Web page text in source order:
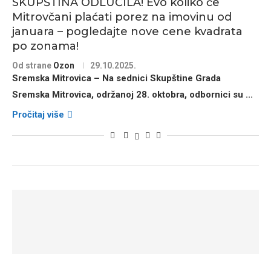
Mitrovčani plaćati porez na imovinu od
januara – pogledajte nove cene kvadrata
po zonama!
Od strane Ozon 29.10.2025.
Sremska Mitrovica – Na sednici Skupštine Grada
Sremska Mitrovica, održanoj 28. oktobra, odbornici su ...
Pročitaj više